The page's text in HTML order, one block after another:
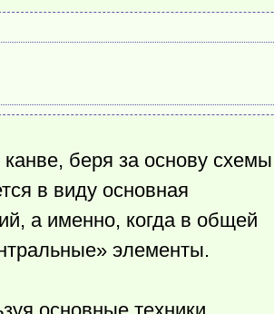
беря за основу схемы
в виду основная
а именно, когда в общей
элементы.